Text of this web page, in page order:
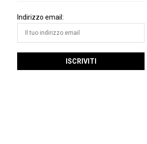
Indirizzo email: